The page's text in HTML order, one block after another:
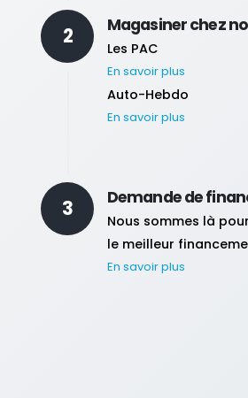
2 Magasiner chez
Les PAC
En savoir plus
Auto-Hebdo
En savoir plus
3 Demande de
Nous sommes là
le meilleur
En savoir plus